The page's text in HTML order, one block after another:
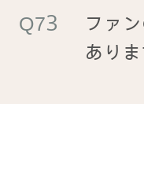
ファ
あり